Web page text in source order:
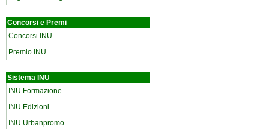
Concorsi e Premi
Concorsi INU
Premio INU
Sistema INU
INU Formazione
INU Edizioni
INU Urbanpromo